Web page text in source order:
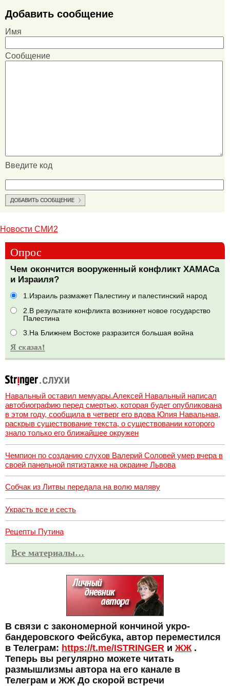
Добавить сообщение
Имя
Сообщение
Введите код
Новости СМИ2
Опрос
Чем окончится вооруженный конфликт ХАМАСа
и Израиля?
1.Израиль размажет Палестину и палестинский народ
2.В результате конфликта возникнет новое государство
Палестина
3.На Ближнем Востоке разразится большая война
Навальный оставил мемуары.Алексей Навальный написал
автобиографию перед смертью, которая будет опубликована
в этом году, сообщила в четверг его вдова Юлия Навальная,
раскрыв существование текста, о существовании которого
знало только его ближайшее окружен
Чемпион по созданию слухов Валерий Соловей умер вчера в
своей панельной пятиэтажке на окраине Львова
Собчак из Литвы передала на волю маляву
Украсть все и сесть
Рецепты Путина
Все материалы…
В связи с закономерной кончиной укро-
бандеровского Фейсбука, автор переместился
в Телеграм: https://t.me/ISTRINGER и ЖЖ .
Теперь вы регулярно можете читать
размышлизмы автора на его канале в
Телеграм и ЖЖ До скорой встречи